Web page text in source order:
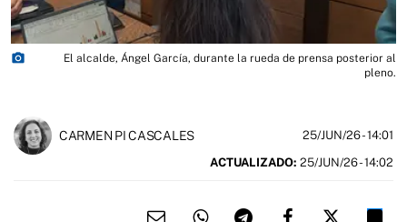
photo_camera
​El alcalde, Ángel García, durante la rueda de prensa posterior al
pleno.
CARMEN PI CASCALES 25/JUN/26- 14:01
ACTUALIZADO: 25/JUN/26 - 14:02